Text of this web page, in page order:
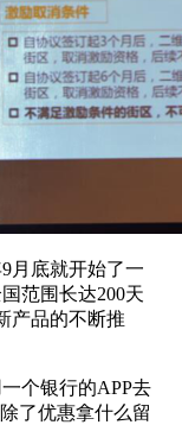
底就开始了一
范围长达200天
产品的不断推
个银行的APP去
了优惠拿什么留